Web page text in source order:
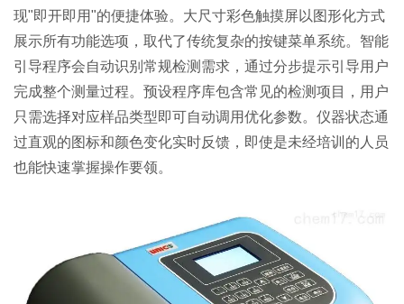
现"即开即用"的便捷体验。大尺寸彩色触摸屏以图形化方式
展示所有功能选项，取代了传统复杂的按键菜单系统。智能
引导程序会自动识别常规检测需求，通过分步提示引导用户
完成整个测量过程。预设程序库包含常见的检测项目，用户
只需选择对应样品类型即可自动调用优化参数。仪器状态通
过直观的图标和颜色变化实时反馈，即使是未经培训的人员
也能快速掌握操作要领。